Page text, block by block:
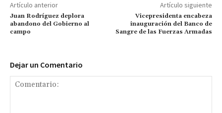
Artículo anterior
Juan Rodríguez deplora
abandono del Gobierno al
campo
Artículo siguiente
Vicepresidenta encabeza
inauguración del Banco de
Sangre de las Fuerzas Armadas
Dejar un Comentario